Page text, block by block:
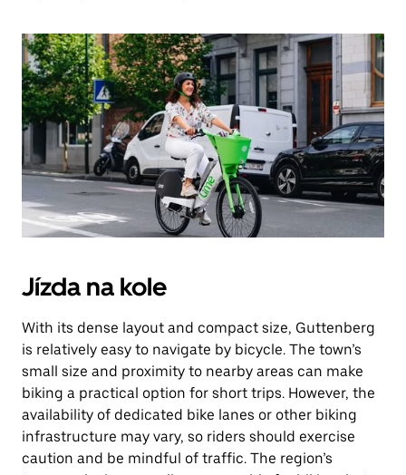
Jízda na kole
With its dense layout and compact size, Guttenberg
is relatively easy to navigate by bicycle. The town’s
small size and proximity to nearby areas can make
biking a practical option for short trips. However, the
availability of dedicated bike lanes or other biking
infrastructure may vary, so riders should exercise
caution and be mindful of traffic. The region’s